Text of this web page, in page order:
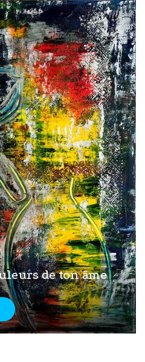
de ton âme